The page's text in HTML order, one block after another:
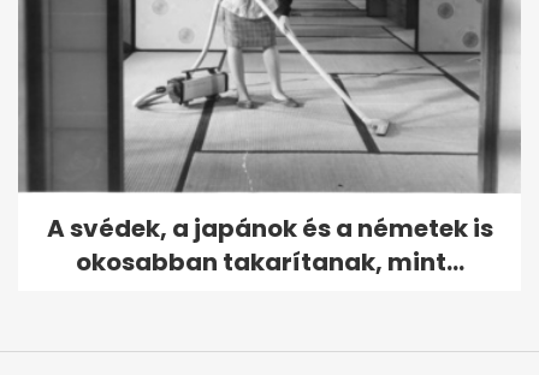
A svédek, a japánok és a németek is
okosabban takarítanak, mint...